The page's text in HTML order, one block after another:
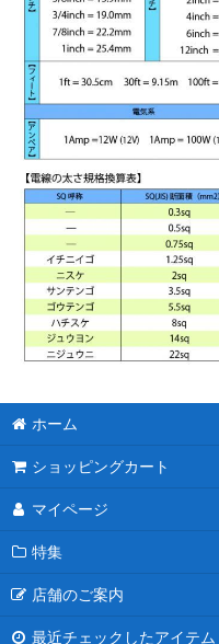
ホーム
ショッピングカート
マイページ
特集
店舗のご案内
最近チェックしたアイテム